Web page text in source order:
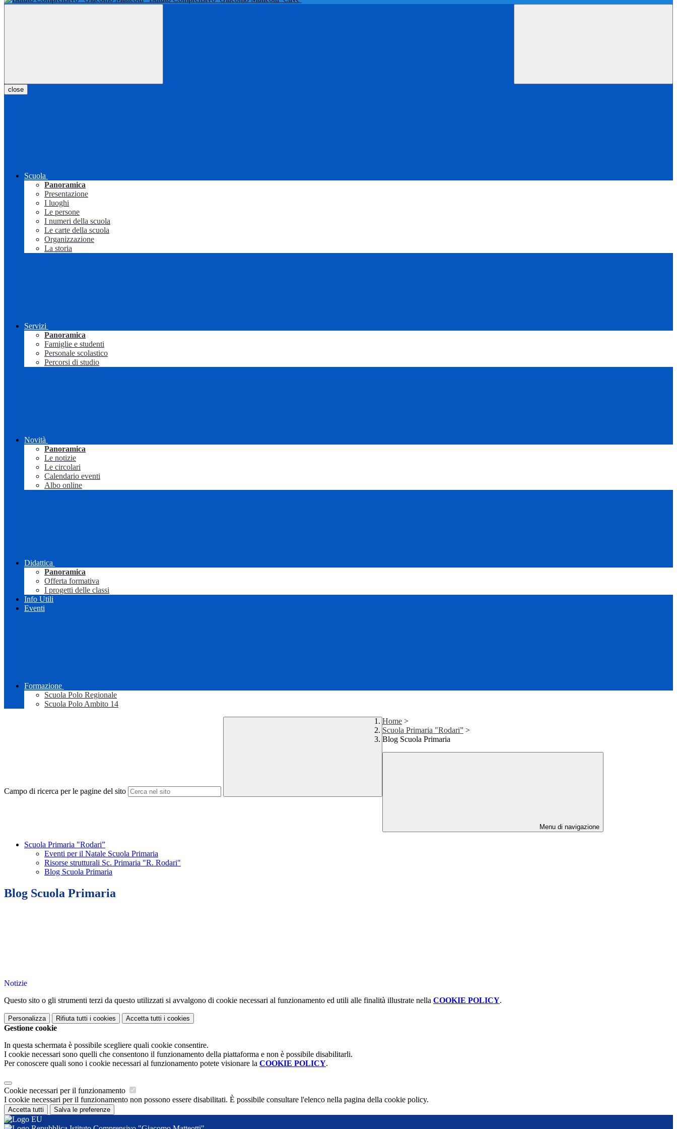
close
Scuola
Panoramica
Presentazione
I luoghi
Le persone
I numeri della scuola
Le carte della scuola
Organizzazione
La storia
Servizi
Panoramica
Famiglie e studenti
Personale scolastico
Percorsi di studio
Novità
Panoramica
Le notizie
Le circolari
Calendario eventi
Albo online
Didattica
Panoramica
Offerta formativa
I progetti delle classi
Info Utili
Eventi
Formazione
Scuola Polo Regionale
Scuola Polo Ambito 14
Campo di ricerca per le pagine del sito
Home >
Scuola Primaria "Rodari” >
Blog Scuola Primaria
Menu di navigazione
Scuola Primaria "Rodari”
Eventi per il Natale Scuola Primaria
Risorse strutturali Sc. Primaria "R. Rodari"
Blog Scuola Primaria
Blog Scuola Primaria
Notizie
Questo sito o gli strumenti terzi da questo utilizzati si avvalgono di cookie necessari al funzionamento ed utili alle finalità illustrate nella COOKIE POLICY.
Personalizza Rifiuta tutti i cookies Accetta tutti i cookies
Gestione cookie
In questa schermata è possibile scegliere quali cookie consentire.
I cookie necessari sono quelli che consentono il funzionamento della piattaforma e non è possibile disabilitarli.
Per conoscere quali sono i cookie necessari al funzionamento potete visionare la COOKIE POLICY.
Cookie necessari per il funzionamento
I cookie necessari per il funzionamento non possono essere disabilitati. È possibile consultare l'elenco nella pagina della cookie policy.
Accetta tutti Salva le preferenze